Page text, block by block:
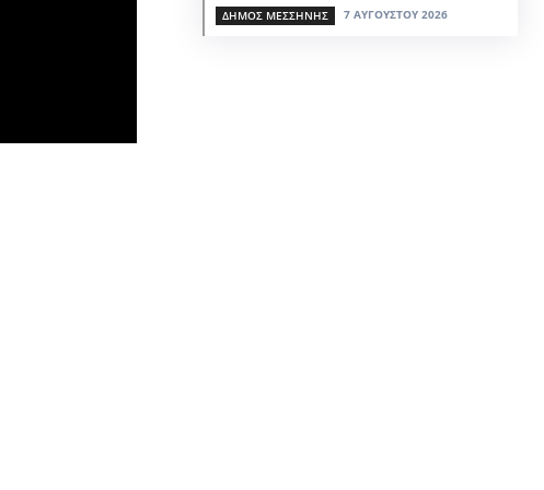
ΔΉΜΟΣ ΜΕΣΣΉΝΗΣ 7 ΑΥΓΟΎΣΤΟΥ 2026